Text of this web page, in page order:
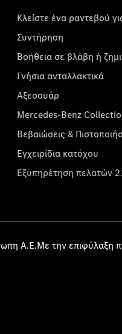
Κλείστε ένα ραντεβού
Συντήρηση
Βοήθεια σε βλάβη ή
Γνήσια ανταλλακτικά
Αξεσουάρ
Mercedes-Benz
Βεβαιώσεις &
Εγχειρίδια κατόχου
Εξυπηρέτηση πελατών
Α.Ε.Με την επιφύλαξη